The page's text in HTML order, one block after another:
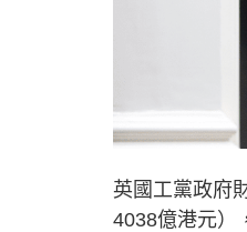
英國工黨政府
4038億港元）